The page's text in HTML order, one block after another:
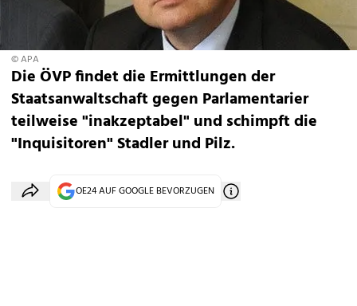
© APA
Die ÖVP findet die Ermittlungen der
Staatsanwaltschaft gegen Parlamentarier
teilweise "inakzeptabel" und schimpft die
"Inquisitoren" Stadler und Pilz.
OE24 AUF GOOGLE BEVORZUGEN